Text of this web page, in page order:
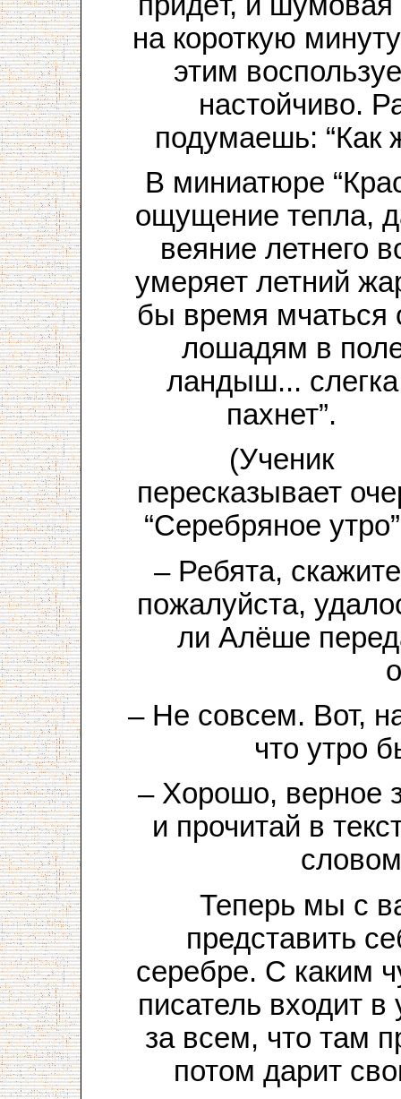
на короткую
этим
настойчиво.
подумаешь: “Как
В миниатюре
ощущение тепла,
веяние летнего
умеряет летний
бы время мчаться
лошадям в
ландыш...
пахнет”.
(Ученик
пересказывает
“Серебряное
– Ребята,
пожалуйста,
ли Алёше
– Не совсем. Вот,
что утро
– Хорошо, верное
и прочитай в
Теперь мы с
представить
серебре. С каким
писатель входит
за всем, что там
потом дарит